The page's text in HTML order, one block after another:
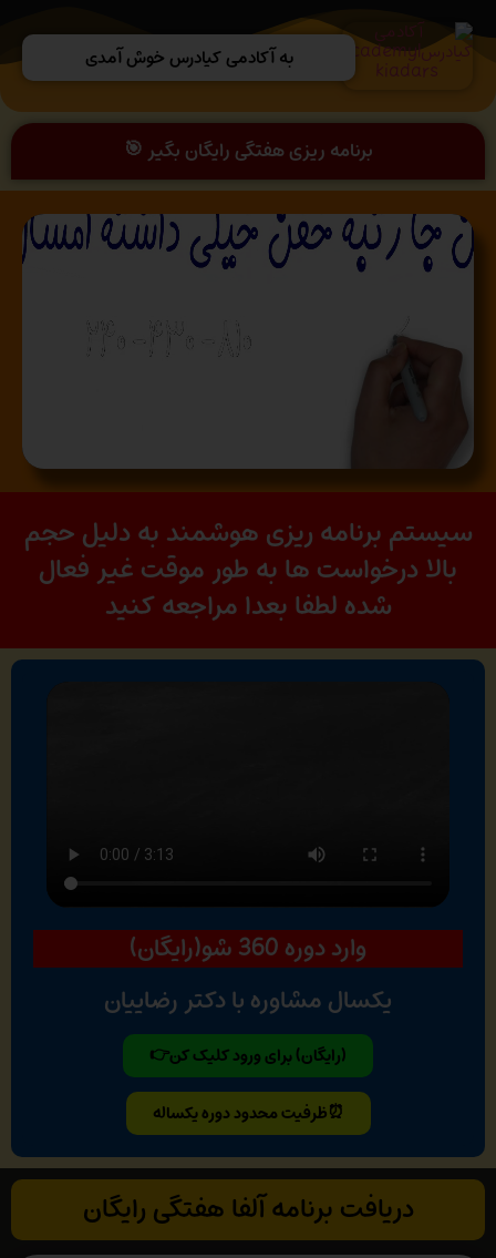
به آکادمی کیادرس خوش آمدی
برنامه ریزی هفتگی رایگان بگیر 🎯
سیستم برنامه ریزی هوشمند به دلیل حجم
بالا درخواست ها به طور موقت غیر فعال
شده لطفا بعدا مراجعه کنید
وارد دوره 360 شو(رایگان)
یکسال مشاوره با دکتر رضاییان
(رایگان) برای ورود کلیک کن👉
⏰ظرفیت محدود دوره یکساله
دریافت برنامه آلفا هفتگی رایگان